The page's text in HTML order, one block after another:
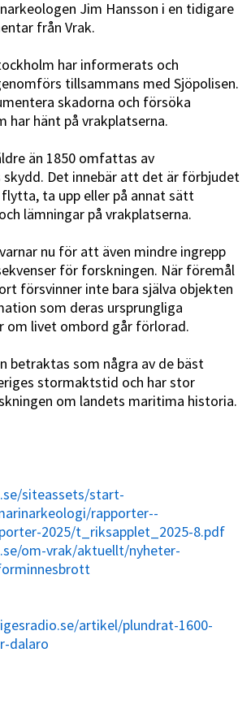
Jim Hansson i en tidigare
från Vrak.
har informerats och
tillsammans med Sjöpolisen.
skadorna och försöka
har hänt på vrakplatserna.
än 1850 omfattas av
Det innebär att det är förbjudet
ta upp eller på annat sätt
lämningar på vrakplatserna.
nu för att även mindre ingrepp
för forskningen. När föremål
försvinner inte bara själva objekten
som deras ursprungliga
om livet ombord går förlorad.
betraktas som några av de bäst
stormaktstid och har stor
om landets maritima historia.
siteassets/start-
rapporter--
2025/t_riksapplet_2025-8.pdf
om-vrak/aktuellt/nyheter-
artikel/plundrat-1600-
dalaro